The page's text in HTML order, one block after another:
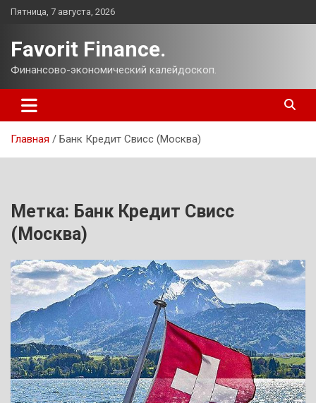
Перейти
Пятница, 7 августа, 2026
Favorit Finance.
Финансово-экономический калейдоскоп.
Главная Банк Кредит Свисс (Москва)
Метка: Банк Кредит Свисс
(Москва)